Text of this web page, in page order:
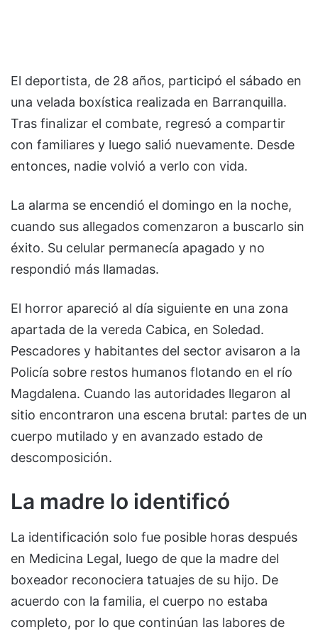
El deportista, de 28 años, participó el sábado en
una velada boxística realizada en Barranquilla.
Tras finalizar el combate, regresó a compartir
con familiares y luego salió nuevamente. Desde
entonces, nadie volvió a verlo con vida.
La alarma se encendió el domingo en la noche,
cuando sus allegados comenzaron a buscarlo sin
éxito. Su celular permanecía apagado y no
respondió más llamadas.
El horror apareció al día siguiente en una zona
apartada de la vereda Cabica, en Soledad.
Pescadores y habitantes del sector avisaron a la
Policía sobre restos humanos flotando en el río
Magdalena. Cuando las autoridades llegaron al
sitio encontraron una escena brutal: partes de un
cuerpo mutilado y en avanzado estado de
descomposición.
La madre lo identificó
La identificación solo fue posible horas después
en Medicina Legal, luego de que la madre del
boxeador reconociera tatuajes de su hijo. De
acuerdo con la familia, el cuerpo no estaba
completo, por lo que continúan las labores de